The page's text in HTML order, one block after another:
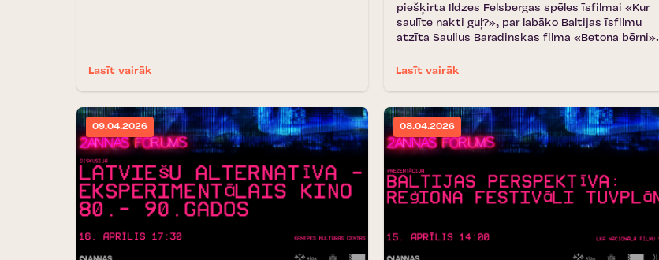
Lasīt vairāk
piešķirta Ildzes Felsbergas spēles īsfilmai «Kur
saulīte nakti guļ?», par labāko Baltijas īsfilmu
atzīta Saulius Baradinskas filma «Betona bērni».
Lasīt vairāk
09.04.2026 08.04.2026